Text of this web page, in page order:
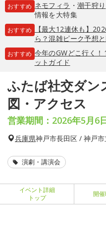
おすすめ ネモフィラ ・ 潮干狩り
情報を大特集
おすすめ
【最大12連休も】
ら？混雑ピーク予想
おすすめ 今年のGWどこ行く
ットガイド
ふたば社交ダン
図・アクセス
営業期間：2026年5月6
兵庫県神戸市長田区 / 神戸
演劇・講演会
イベント詳細
トップ
開